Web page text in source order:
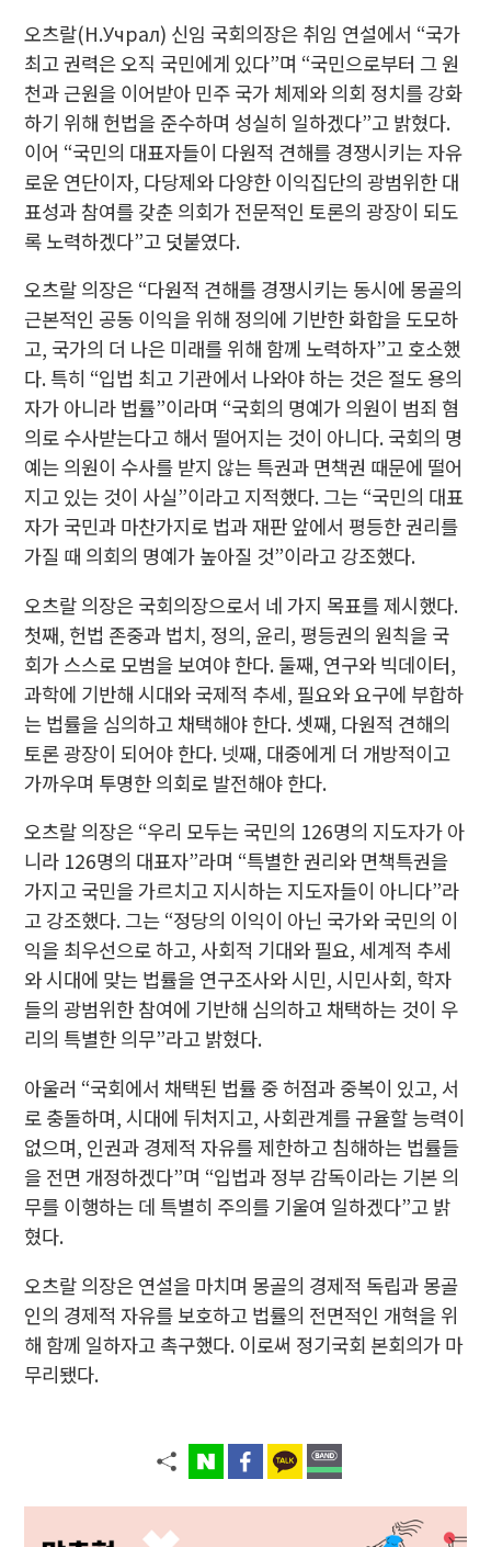
오츠랄(Н.Учрал) 신임 국회의장은 취임 연설에서 “국가
최고 권력은 오직 국민에게 있다”며 “국민으로부터 그 원
천과 근원을 이어받아 민주 국가 체제와 의회 정치를 강화
하기 위해 헌법을 준수하며 성실히 일하겠다”고 밝혔다.
이어 “국민의 대표자들이 다원적 견해를 경쟁시키는 자유
로운 연단이자, 다당제와 다양한 이익집단의 광범위한 대
표성과 참여를 갖춘 의회가 전문적인 토론의 광장이 되도
록 노력하겠다”고 덧붙였다.
오츠랄 의장은 “다원적 견해를 경쟁시키는 동시에 몽골의
근본적인 공동 이익을 위해 정의에 기반한 화합을 도모하
고, 국가의 더 나은 미래를 위해 함께 노력하자”고 호소했
다. 특히 “입법 최고 기관에서 나와야 하는 것은 절도 용의
자가 아니라 법률”이라며 “국회의 명예가 의원이 범죄 혐
의로 수사받는다고 해서 떨어지는 것이 아니다. 국회의 명
예는 의원이 수사를 받지 않는 특권과 면책권 때문에 떨어
지고 있는 것이 사실”이라고 지적했다. 그는 “국민의 대표
자가 국민과 마찬가지로 법과 재판 앞에서 평등한 권리를
가질 때 의회의 명예가 높아질 것”이라고 강조했다.
오츠랄 의장은 국회의장으로서 네 가지 목표를 제시했다.
첫째, 헌법 존중과 법치, 정의, 윤리, 평등권의 원칙을 국
회가 스스로 모범을 보여야 한다. 둘째, 연구와 빅데이터,
과학에 기반해 시대와 국제적 추세, 필요와 요구에 부합하
는 법률을 심의하고 채택해야 한다. 셋째, 다원적 견해의
토론 광장이 되어야 한다. 넷째, 대중에게 더 개방적이고
가까우며 투명한 의회로 발전해야 한다.
오츠랄 의장은 “우리 모두는 국민의 126명의 지도자가 아
니라 126명의 대표자”라며 “특별한 권리와 면책특권을
가지고 국민을 가르치고 지시하는 지도자들이 아니다”라
고 강조했다. 그는 “정당의 이익이 아닌 국가와 국민의 이
익을 최우선으로 하고, 사회적 기대와 필요, 세계적 추세
와 시대에 맞는 법률을 연구조사와 시민, 시민사회, 학자
들의 광범위한 참여에 기반해 심의하고 채택하는 것이 우
리의 특별한 의무”라고 밝혔다.
아울러 “국회에서 채택된 법률 중 허점과 중복이 있고, 서
로 충돌하며, 시대에 뒤처지고, 사회관계를 규율할 능력이
없으며, 인권과 경제적 자유를 제한하고 침해하는 법률들
을 전면 개정하겠다”며 “입법과 정부 감독이라는 기본 의
무를 이행하는 데 특별히 주의를 기울여 일하겠다”고 밝
혔다.
오츠랄 의장은 연설을 마치며 몽골의 경제적 독립과 몽골
인의 경제적 자유를 보호하고 법률의 전면적인 개혁을 위
해 함께 일하자고 촉구했다. 이로써 정기국회 본회의가 마
무리됐다.